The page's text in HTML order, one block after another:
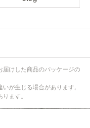
けした商品のパッケージの
が生じる場合があります。
ます。